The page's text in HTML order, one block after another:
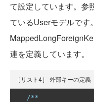
て設定しています。参
ているUserモデルです
連を定義しています。
［リスト4］ 外部キーの定義
/**